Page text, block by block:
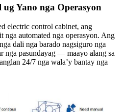
Yano nga Operasyon
electric control cabinet, ang
nga automated nga operasyon. Ang
dali nga barado nagsiguro nga
nga pasundayag — maayo alang sa
24/7 nga wala’y bantay nga